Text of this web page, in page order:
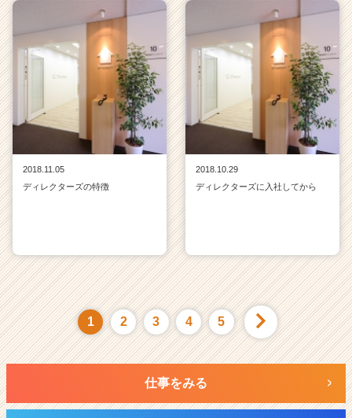
2018.11.05
ディレクターズの特徴
2018.10.29
ディレクターズに入社してから
1 2 3 4 5
仕事をみる